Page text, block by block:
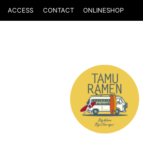
ACCESS CONTACT ONLINESHOP